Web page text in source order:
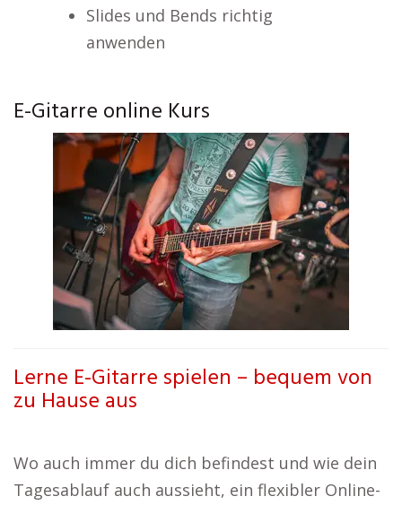
Slides und Bends richtig
anwenden
E-Gitarre online Kurs
Lerne E-Gitarre spielen – bequem von
zu Hause aus
Wo auch immer du dich befindest und wie dein
Tagesablauf auch aussieht, ein flexibler Online-